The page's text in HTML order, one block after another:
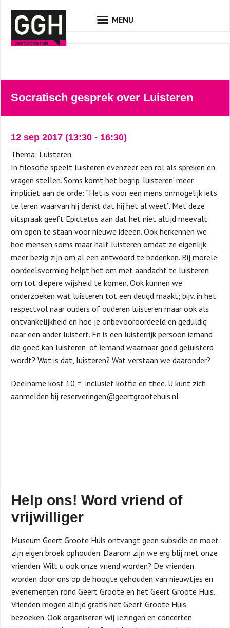
Socratisch gesprek over Luisteren
12 sep 2017 (13:30 - 16:30)
Thema: Luisteren
In filosofie speelt luisteren evenzeer een rol als spreken en
vragen stellen. Soms komt het begrip ‘luisteren’ meer
impliciet aan de orde: ‘‘Het is voor een mens onmogelijk iets
te leren waarvan hij denkt dat hij het al weet”. Met deze
uitspraak geeft Epictetus aan dat het niet altijd meevalt
om open te staan voor nieuwe ideeën. Ook herkennen we
hoe mensen soms maar half luisteren omdat ze eigenlijk
meer bezig zijn om al een antwoord te bedenken. Bij morele
oordeelsvorming helpt het om met aandacht te luisteren
om tot diepere wijsheid te komen. Ook kunnen we
onderzoeken wat luisteren tot een deugd maakt; bijv. in het
respectvol naar ouders of ouderen luisteren maar ook als
ontvankelijkheid en hoe je onbevooroordeeld en geduldig
naar een ander luistert. En is een luisterrijk persoon iemand
die goed kan luisteren, of iemand waarnaar goed geluisterd
wordt? Wat is dat, luisteren? Wat verstaan we daaronder?
Deelname kost 10,=, inclusief koffie en thee. U kunt zich
aanmelden bij reserveringen@geertgrootehuis.nl
Help ons! Word vriend of
vrijwilliger
Museum Geert Groote Huis ontvangt geen subsidie en moet
zijn eigen broek ophouden. Daarom zijn we erg blij met onze
vrienden. Wilt u ook onze vriend worden? De vrienden
worden door ons op de hoogte gehouden van nieuwtjes en
evenementen rond Geert Groote en het Geert Groote Huis.
Vrienden mogen altijd gratis het Geert Groote Huis
bezoeken. Ook organiseren wij lezingen en concerten